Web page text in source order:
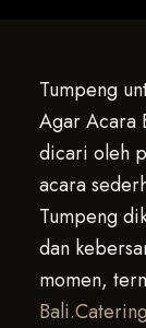
Tumpeng
Agar Acara
dicari oleh
acara
Tumpeng
dan
momen,
Bali.Catering